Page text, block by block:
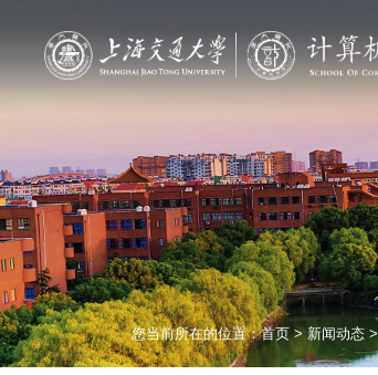
您当前所在的位置：首页 >新闻动态>